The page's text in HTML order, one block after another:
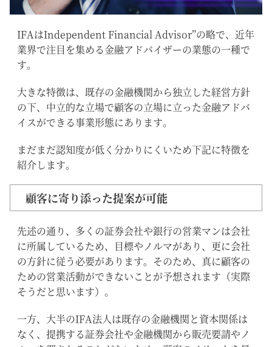
IFAはIndependent Financial Advisor”の略で、近年
業界で注目を集める金融アドバイザーの業態の一種で
す。
大きな特徴は、既存の金融機関から独立した経営方針
の下、中立的な立場で顧客の立場に立った金融アドバ
イスができる事業形態にあります。
まだまだ認知度が低く分かりにくいため下記に特徴を
紹介します。
顧客に寄り添った提案が可能
先述の通り、多くの証券会社や銀行の営業マンは会社
に所属しているため、目標やノルマがあり、更に会社
の方針に従う必要があります。そのため、真に顧客の
ための営業活動ができないことが予想されます（実際
そうだと思います）。
一方、大半のIFA法人は既存の金融機関と資本関係は
なく、提携する証券会社や金融機関から販売要請やノ